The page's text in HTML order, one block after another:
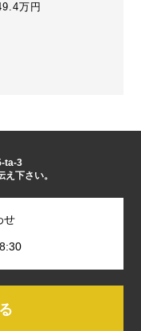
万円
ta-3
え下さい。
せ